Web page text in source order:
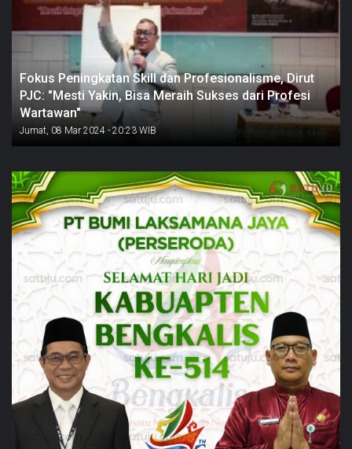
Fokus Peningkatan Skill dan Profesionalisme, Dirut
PJC: "Mesti Yakin, Bisa Meraih Sukses dari Profesi
Wartawan"
Jumat, 08 Mar 2024 - 20:23 WIB